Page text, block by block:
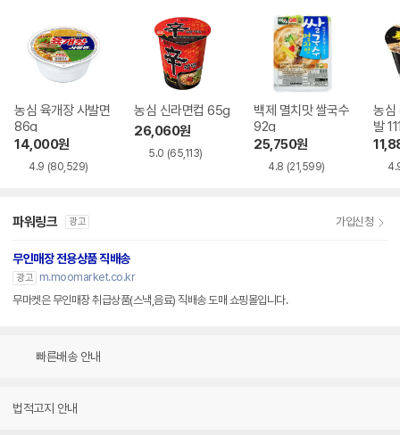
농심 육개장 사발면
86g
14,000원
4.9 (80,529)
농심 신라면컵 65g
26,060원
5.0 (65,113)
백제 멸치맛 쌀국수
92g
25,750원
4.8 (21,599)
농심
발
파워링크 광고 가입신청
무인매장 전용상품 직배송
광고
m.moomarket.co.kr
무마켓은 무인매장 취급상품(스낵,음료) 직배송 도매 쇼핑몰입니다.
빠른배송 안내
법적고지 안내